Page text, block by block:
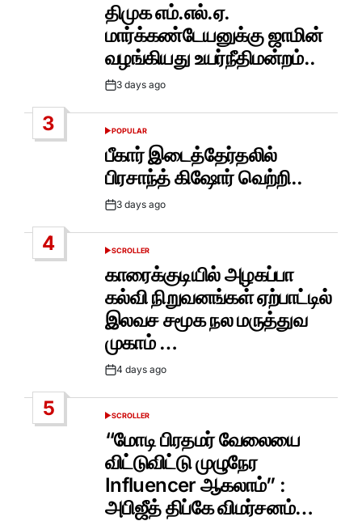
திமுக எம்.எல்.ஏ.
மார்க்கண்டேயனுக்கு ஜாமின்
வழங்கியது உயர்நீதிமன்றம்..
Post3 days ago
3
POSTED
IN
POPULAR
பீகார் இடைத்தேர்தலில்
பிரசாந்த் கிஷோர் வெற்றி..
Post3 days ago
4
POSTED
SCROLLER
காரைக்குடியில் அழகப்பா
கல்வி நிறுவனங்கள் ஏற்பாட்டில்
இலவச சமூக நல மருத்துவ
முகாம் …
Post4 days ago
5
POSTED
IN
SCROLLER
“மோடி பிரதமர் வேலையை
விட்டுவிட்டு முழுநேர
Influencer ஆகலாம்” :
அபிஜீத் திப்கே விமர்சனம்…